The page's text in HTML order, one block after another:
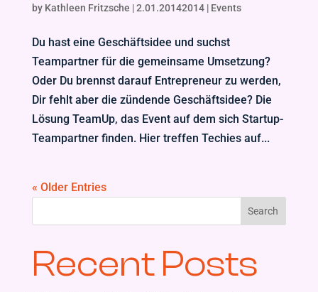
by Kathleen Fritzsche |2.01.20142014| Events
Du hast eine Geschäftsidee und suchst
Teampartner für die gemeinsame Umsetzung?
Oder Du brennst darauf Entrepreneur zu werden,
Dir fehlt aber die zündende Geschäftsidee? Die
Lösung TeamUp, das Event auf dem sich Startup-
Teampartner finden. Hier treffen Techies auf...
« Older Entries
Search
Recent Posts